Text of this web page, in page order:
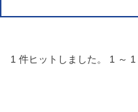
1 件ヒットしました。 1 ～ 1